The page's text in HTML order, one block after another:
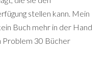
stellen kann. Mein
Buch mehr in der Hand
Problem 30 Bücher